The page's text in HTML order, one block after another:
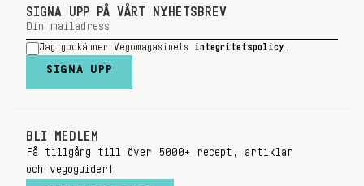
SIGNA UPP PÅ VÅRT NYHETSBREV
Jag godkänner Vegomagasinets integritetspolicy
SIGNA UPP
BLI MEDLEM
Få tillgång till över 5000+ recept, artiklar
och vegoguider!